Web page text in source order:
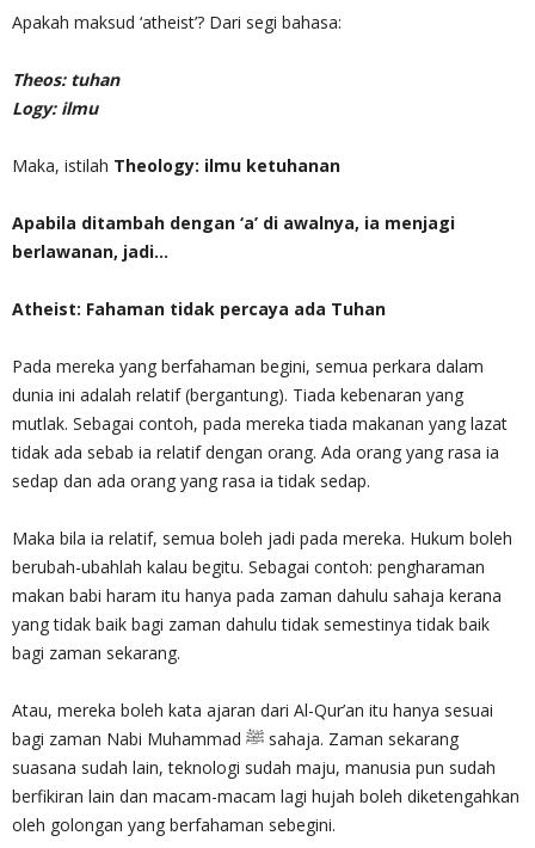
Apakah maksud ‘atheist’? Dari segi bahasa:
Theos: tuhan
Logy: ilmu
Maka, istilah Theology: ilmu ketuhanan
Apabila ditambah dengan ‘a’ di awalnya, ia menjagi
berlawanan, jadi…
Atheist: Fahaman tidak percaya ada Tuhan
Pada mereka yang berfahaman begini, semua perkara dalam
dunia ini adalah relatif (bergantung). Tiada kebenaran yang
mutlak. Sebagai contoh, pada mereka tiada makanan yang lazat
tidak ada sebab ia relatif dengan orang. Ada orang yang rasa ia
sedap dan ada orang yang rasa ia tidak sedap.
Maka bila ia relatif, semua boleh jadi pada mereka. Hukum boleh
berubah-ubahlah kalau begitu. Sebagai contoh: pengharaman
makan babi haram itu hanya pada zaman dahulu sahaja kerana
yang tidak baik bagi zaman dahulu tidak semestinya tidak baik
bagi zaman sekarang.
Atau, mereka boleh kata ajaran dari Al-Qur’an itu hanya sesuai
bagi zaman Nabi Muhammad ﷺ sahaja. Zaman sekarang
suasana sudah lain, teknologi sudah maju, manusia pun sudah
berfikiran lain dan macam-macam lagi hujah boleh diketengahkan
oleh golongan yang berfahaman sebegini.